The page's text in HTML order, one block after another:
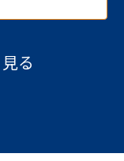
る